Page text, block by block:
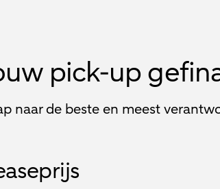
pick-up
naar de beste en meest